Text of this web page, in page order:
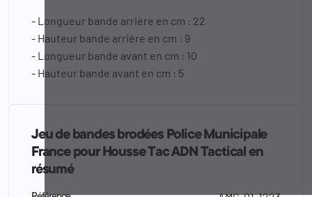
- Longueur bande arrière en cm : 22
- Hauteur bande arrière en cm : 9
- Longueur bande avant en cm : 10
- Hauteur bande avant en cm : 5
Jeu de bandes brodées Police Municipale
France pour Housse Tac ADN Tactical en
résumé